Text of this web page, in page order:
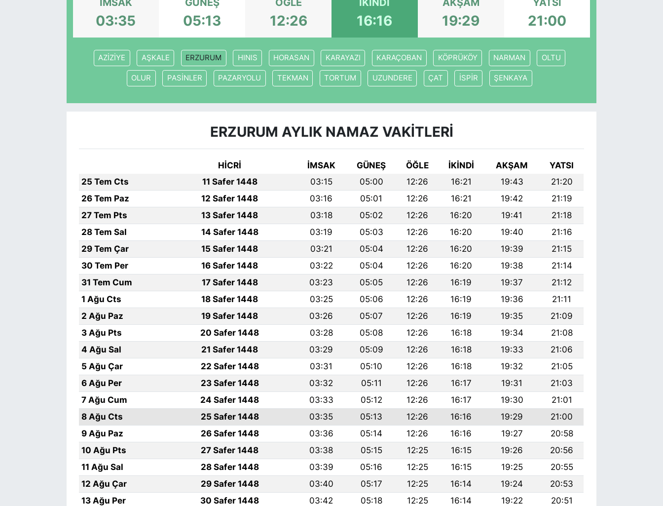
İMSAK
03:35
GÜNEŞ
05:13
ÖĞLE
12:26
İKINDI
16:16
AKŞAM
19:29
YATSI
21:00
AZİZİYE AŞKALE ERZURUM HINIS HORASAN KARAYAZI KARAÇOBAN KÖPRÜKÖY NARMAN OLTU
OLUR PASİNLER PAZARYOLU TEKMAN TORTUM UZUNDERE ÇAT İSPİR ŞENKAYA
ERZURUM AYLIK NAMAZ VAKITLERI
HİCRİ İMSAK GÜNEŞ ÖĞLE İKINDI AKŞAM
YATSI
25 Tem Cts
11 Safer 1448 03:15 05:00 12:26 16:21 19:43
21:20
26 Tem Paz
12 Safer 1448 03:16 05:01 12:26 16:21 19:42
21:19
27 Tem Pts
13 Safer 1448 03:18 05:02 12:26 16:20 19:41
21:18
28 Tem Sal
14 Safer 1448 03:19 05:03 12:26 16:20 19:40
21:16
29 Tem Çar
15 Safer 1448 03:21 05:04 12:26 16:20 19:39
21:15
30 Tem Per
16 Safer 1448 03:22 05:04 12:26 16:20 19:38
21:14
31 Tem Cum
17 Safer 1448 03:23 05:05 12:26 16:19 19:37
21:12
1 Ağu Cts
18 Safer 1448 03:25 05:06 12:26 16:19 19:36
21:11
2 Ağu Paz
19 Safer 1448 03:26 05:07 12:26 16:19 19:35
21:09
3 Ağu Pts
20 Safer 1448 03:28 05:08 12:26 16:18 19:34
21:08
4 Ağu Sal
21 Safer 1448 03:29 05:09 12:26 16:18 19:33
21:06
5 Ağu Çar
22 Safer 1448 03:31 05:10 12:26 16:18 19:32
21:05
6 Ağu Per
23 Safer 1448 03:32 05:11 12:26 16:17 19:31
21:03
7 Ağu Cum
24 Safer 1448 03:33 05:12 12:26 16:17 19:30
21:01
8 Ağu Cts
25 Safer 1448 03:35 05:13 12:26 16:16 19:29
21:00
9 Ağu Paz
26 Safer 1448 03:36 05:14 12:26 16:16 19:27
20:58
10 Ağu Pts
27 Safer 1448 03:38 05:15 12:25 16:15 19:26
20:56
11 Ağu Sal
28 Safer 1448 03:39 05:16 12:25 16:15 19:25
20:55
12 Ağu Çar
29 Safer 1448 03:40 05:17 12:25 16:14 19:24
20:53
13 Ağu Per
30 Safer 1448 03:42 05:18 12:25 16:14 19:22
20:51